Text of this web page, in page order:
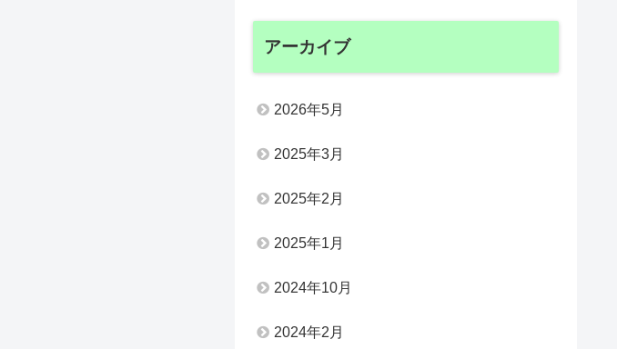
アーカイブ
2026年5月
2025年3月
2025年2月
2025年1月
2024年10月
2024年2月